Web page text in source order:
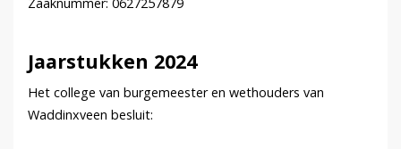
Jaarstukken 2024
Het college van burgemeester en wethouders van
Waddinxveen besluit: